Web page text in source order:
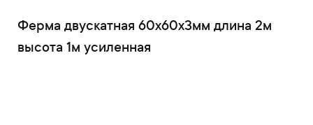
Ферма двускатная 60x60x3мм длина 2м
высота 1м усиленная